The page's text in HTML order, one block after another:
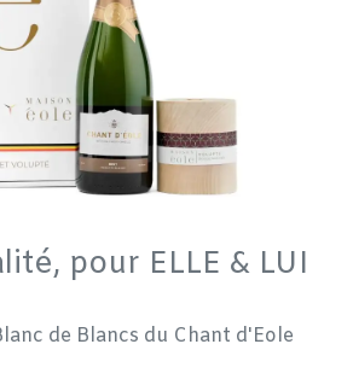
pour ELLE & LUI
de Blancs du Chant d'Eole